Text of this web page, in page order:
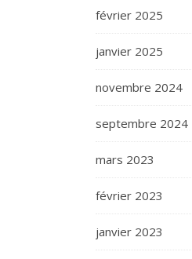
février 2025
janvier 2025
novembre 2024
septembre 2024
mars 2023
février 2023
janvier 2023